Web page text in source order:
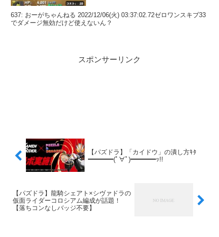
637: おーがちゃんねる 2022/12/06(火) 03:37:02.72ゼロワンスキブ33
でダメージ無効だけど使えないん？
スポンサーリンク
【パズドラ】「カイドウ」の潰し方ｷﾀ
━━━━(ﾟ∀ﾟ)━━━━ｯ!!
【パズドラ】龍騎シェアト×シヴァドラの
仮面ライダーコロシアム編成が話題！
【落ちコンなしバッジ不要】